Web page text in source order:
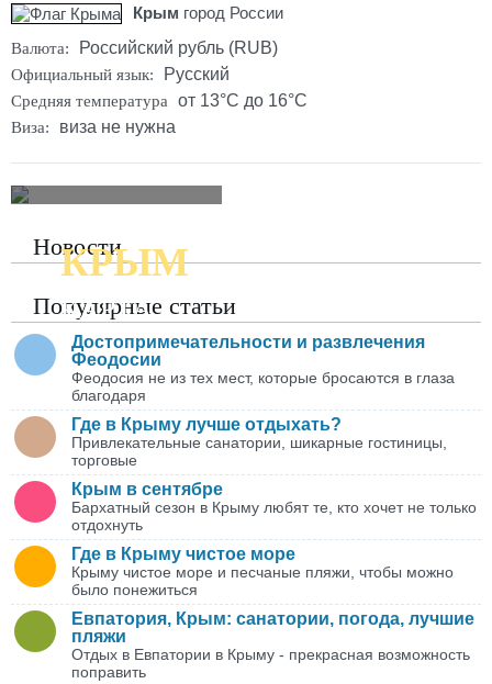
Крым город России
Валюта: Российский рубль (RUB)
Официальный язык: Русский
Средняя температура от 13°C до 16°C
Виза: виза не нужна
КРЫМ
ПОДРОБНАЯ
КАРТА
Новости
Популярные статьи
Достопримечательности и развлечения
Феодосии
Феодосия не из тех мест, которые бросаются в глаза
благодаря
Где в Крыму лучше отдыхать?
Привлекательные санатории, шикарные гостиницы,
торговые
Крым в сентябре
Бархатный сезон в Крыму любят те, кто хочет не только
отдохнуть
Где в Крыму чистое море
Крыму чистое море и песчаные пляжи, чтобы можно
было понежиться
Евпатория, Крым: санатории, погода, лучшие
пляжи
Отдых в Евпатории в Крыму - прекрасная возможность
поправить